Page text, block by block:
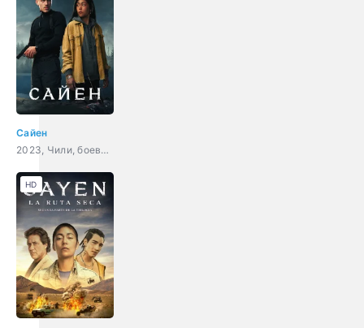
Сайен
2023, Чили, боевик, триллер
HD